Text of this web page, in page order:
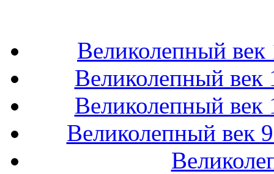
Великолепный век
Великолепный век
Великолепный век
Великолепный век